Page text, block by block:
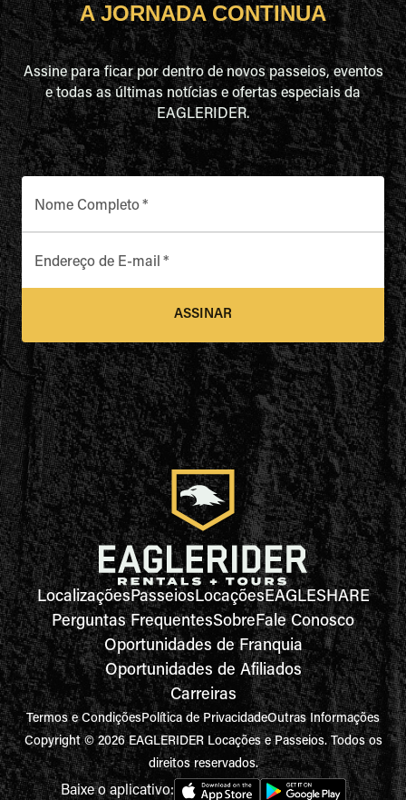
A JORNADA CONTINUA
Assine para ficar por dentro de novos passeios, eventos
e todas as últimas notícias e ofertas especiais da
EAGLERIDER.
Nome Completo*
Endereço de E-mail *
ASSINAR
LocalizaçõesPasseiosLocaçõesEAGLESHARE
Perguntas FrequentesSobreFale Conosco
Oportunidades de Franquia
Oportunidades de Afiliados
Carreiras
Termos e CondiçõesPolítica de PrivacidadeOutras Informações
Copyright © 2026 EAGLERIDER Locações e Passeios. Todos os
direitos reservados.
Baixe o aplicativo: